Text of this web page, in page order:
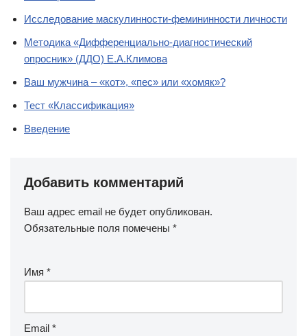
Исследование маскулинности-фемининности личности
Методика «Дифференциально-диагностический
опросник» (ДДО) Е.А.Климова
Ваш мужчина – «кот», «пес» или «хомяк»?
Тест «Классификация»
Введение
Добавить комментарий
Ваш адрес email не будет опубликован.
Обязательные поля помечены *
Имя *
Email *